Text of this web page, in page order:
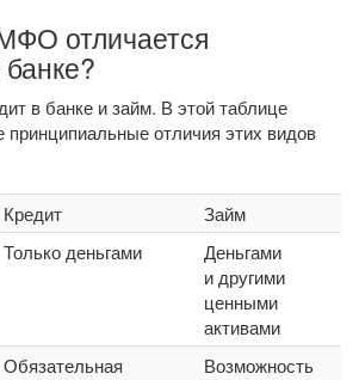
отличается
в банке и займ. В этой таблице
отличия этих видов
Кредит
Займ
Только деньгами
Деньгами
и другими
ценными
активами
Обязательная
Возможность